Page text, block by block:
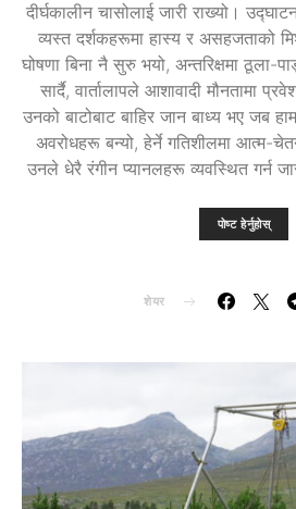
दीर्घकालीन चासोलाई जारी राख्यो।
व्यस्त दर्शकहरूमा हास्य र असहजताको
घोषणा बिना नै सुरु भयो, अन्तरिक्षमा
सार्दै, वार्तालापले आशावादी मौनतामा
उनको बाटोबाट बाहिर जान बाध्य भए जब
अवरोधहरू बन्यो, हेर्ने गतिशीलमा आत्म-
उनले धेरै रंगीन प्यानलहरू व्यवस्थित गर्न
पोष्ट हेर्नुहोस्
शेयर